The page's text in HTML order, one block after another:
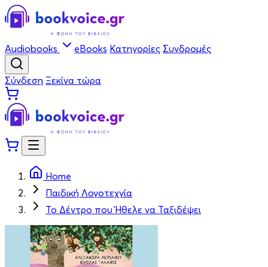
Audiobooks eBooks Κατηγορίες Συνδρομές
Σύνδεση Ξεκίνα τώρα
Home
Παιδική Λογοτεχνία
Το Δέντρο που Ήθελε να Ταξιδέψει